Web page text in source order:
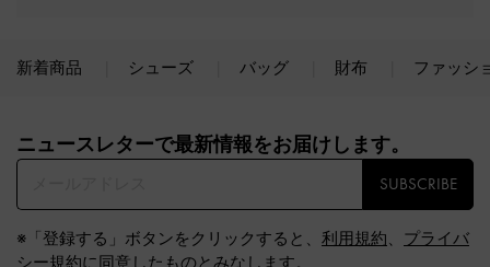
新着商品 シューズ バッグ 財布 ファッシ
ニュースレターで最新情報をお届けします。​
SUBSCRIBE
※「登録する」ボタンをクリックすると、 利用規約、 プライバ